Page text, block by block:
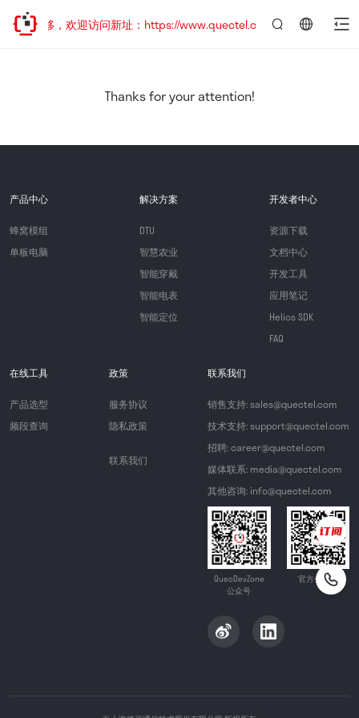
址已迁移，欢迎访问新址：https://www.quectel.com.cn
Thanks for your attention!
产品中心
蜂窝模组
单板电脑
解决方案
DTU
智慧农业
智能穿戴
智能电表
智能定位
开发者中心
资源下载
文档中心
开发工具
应用笔记
Helios SDK
FAQ
在线工具
产品选型
频段查询
政策
服务协议
隐私政策
联系我们
联系我们
销售支持: sales@quectel.com
技术支持: support@quectel.com
招聘: career@quectel.com
媒体联系: media@quectel.com
其他咨询: info@quectel.com
QuecDevZone
公众号
官方公众号